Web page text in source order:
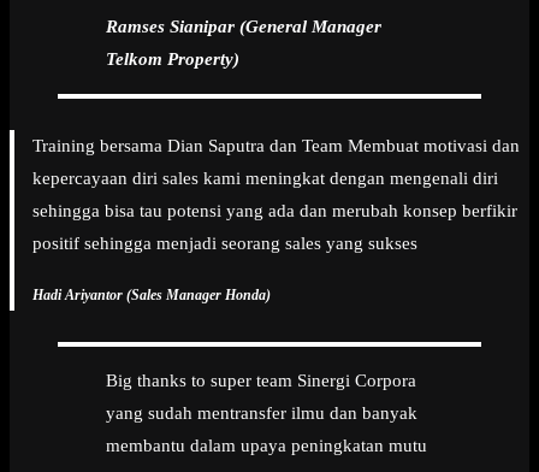
Ramses Sianipar (General Manager
Telkom Property)
Training bersama Dian Saputra dan Team Membuat motivasi dan
kepercayaan diri sales kami meningkat dengan mengenali diri
sehingga bisa tau potensi yang ada dan merubah konsep berfikir
positif sehingga menjadi seorang sales yang sukses
Hadi Ariyantor (Sales Manager Honda)
Big thanks to super team Sinergi Corpora
yang sudah mentransfer ilmu dan banyak
membantu dalam upaya peningkatan mutu